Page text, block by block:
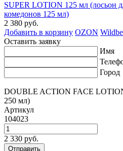
SUPER LOTION 125 мл (лосьон
комедонов 125 мл)
2 380 руб.
Добавить в корзину OZON
Оставить заявку
Имя
Город
DOUBLE ACTION FACE
250 мл)
Артикул
104023
2 330 руб.